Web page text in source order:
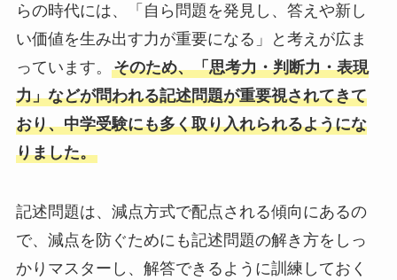
らの時代には、「自ら問題を発見し、答えや新し
い価値を生み出す力が重要になる」と考えが広ま
っています。 そのため、「思考力・判断力・表現
力」などが問われる記述問題が重要視されてきて
おり、中学受験にも多く取り入れられるようにな
りました。
記述問題は、減点方式で配点される傾向にあるの
で、減点を防ぐためにも記述問題の解き方をしっ
かりマスターし、解答できるように訓練しておく